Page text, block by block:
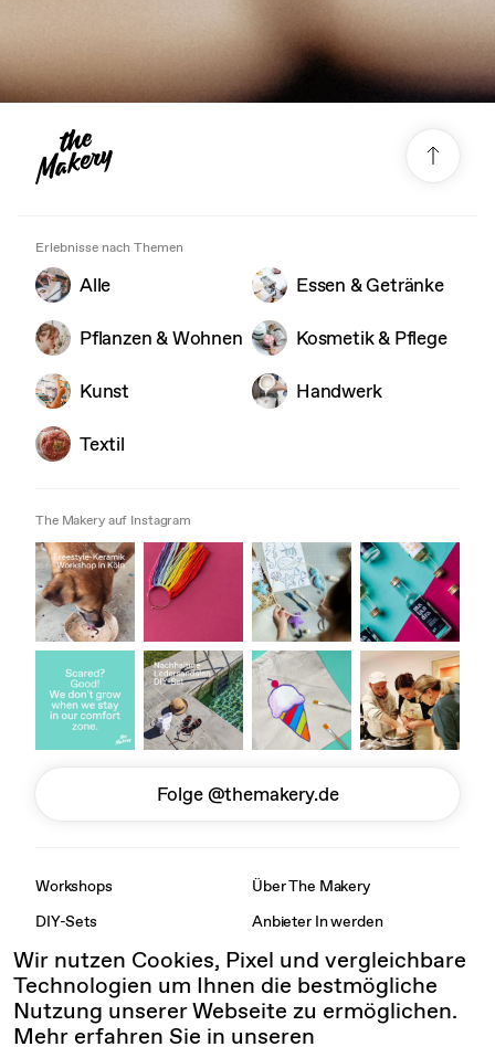
Wir nutzen Cookies, Pixel und vergleichbare
Technologien um Ihnen die bestmögliche
Nutzung unserer Webseite zu ermöglichen.
Mehr erfahren Sie in unseren
Erlebnisse nach Themen
Alle Essen & Getränke
Pflanzen & Wohnen Kosmetik & Pflege
Kunst Handwerk
Textil
The Makery auf Instagram
Folge @themakery.de
Workshops
DIY-Sets
Gutscheine
Firmenevents
Private Events
Über The Makery
Anbieter In werden
Kontakt
FAQs